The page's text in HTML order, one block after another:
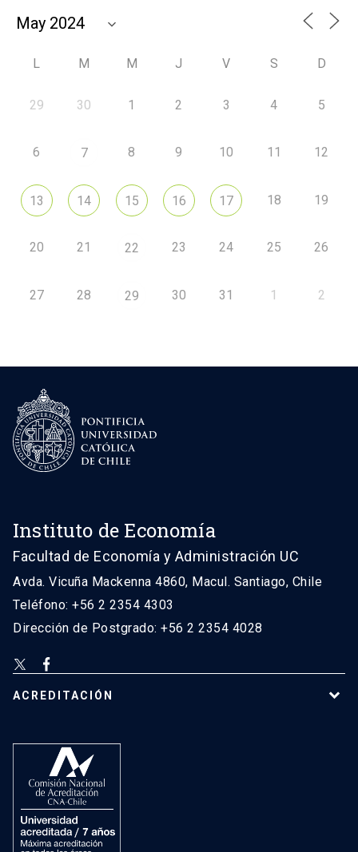
L M M J V S D
29 30 1 2 3 4 5
6 7 8 9 10 11 12
13 14 15 16 17 18 19
20 21 22 23 24 25 26
27 28 29 30 31 1 2
Instituto de Economía
Facultad de Economía y Administración UC
Avda. Vicuña Mackenna 4860, Macul. Santiago, Chile
Teléfono: +56 2 2354 4303
Dirección de Postgrado: +56 2 2354 4028
ACREDITACIÓN